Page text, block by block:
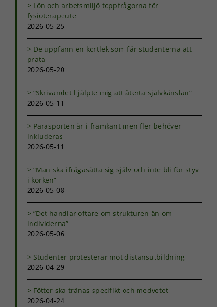
Lön och arbetsmiljö toppfrågorna för
fysioterapeuter
2026-05-25
De uppfann en kortlek som får studenterna att
prata
2026-05-20
”Skrivandet hjälpte mig att återta självkänslan”
2026-05-11
Parasporten är i framkant men fler behöver
inkluderas
2026-05-11
”Man ska ifrågasätta sig själv och inte bli för styv
i korken”
2026-05-08
”Det handlar oftare om strukturen än om
individerna”
2026-05-06
Studenter protesterar mot distansutbildning
2026-04-29
Fötter ska tränas specifikt och medvetet
2026-04-24
Upplevelse
prestera så
bra som
kakorna
att försvinna
från
Marknadsföring
intressen och ditt
beteende när du
anpassat innehåll
och erbjudanden.